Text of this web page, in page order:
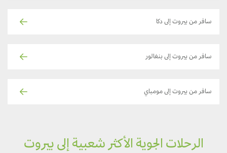
سافر من بيروت إلى دكا
سافر من بيروت إلى بنغالور
سافر من بيروت إلى مومباي
الرحلات الجوية الأكثر شعبية إلى بيروت